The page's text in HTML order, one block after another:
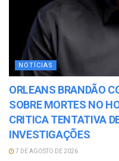
NOTÍCIAS
ORLEANS BRANDÃO
SOBRE MORTES NO
CRITICA TENTATIVA
INVESTIGAÇÕES
7 DE AGOSTO DE 2026